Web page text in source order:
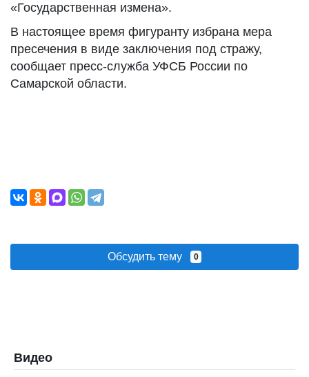
«Государственная измена».
В настоящее время фигуранту избрана мера
пресечения в виде заключения под стражу,
сообщает пресс-служба УФСБ России по
Самарской области.
Обсудить тему 0
Видео